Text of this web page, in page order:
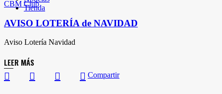
Tienda
CBM Club
AVISO LOTERÍA de NAVIDAD
Aviso Lotería Navidad
LEER MÁS
Compartir